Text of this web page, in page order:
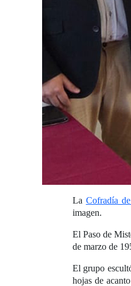
La Cofradía
imagen.
El Paso de
de marzo de
El grupo
hojas de